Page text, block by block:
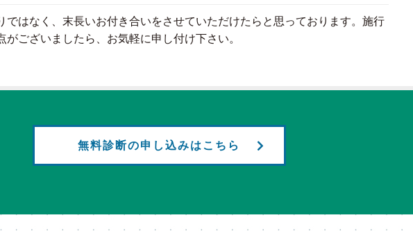
ではなく、末長いお付き合いをさせていただけたらと思っております。施行
がございましたら、お気軽に申し付け下さい。
無料診断の申し込みはこちら